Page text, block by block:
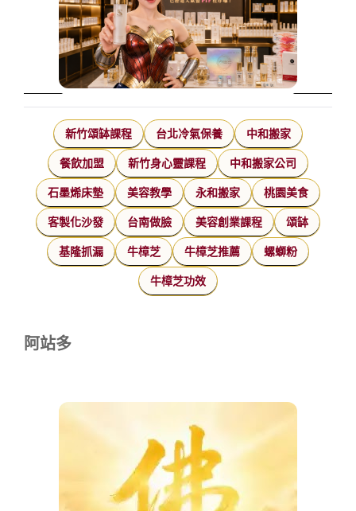
新竹頌缽課程 台北冷氣保養 中和搬家
餐飲加盟 新竹身心靈課程 中和搬家公司
石墨烯床墊 美容教學 永和搬家 桃園美食
客製化沙發 台南做臉 美容創業課程 頌缽
基隆抓漏 牛樟芝 牛樟芝推薦 螺螄粉
牛樟芝功效
阿站多